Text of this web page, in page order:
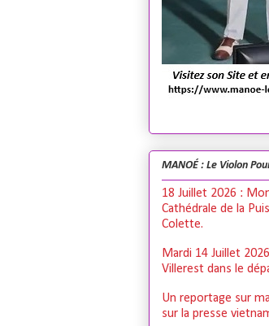
MANOÉ : Le Violon
18 Juillet 2026 :
Cathédrale de la
Colette.
Mardi 14 Juillet
Villerest dans le
Un reportage sur
sur la presse